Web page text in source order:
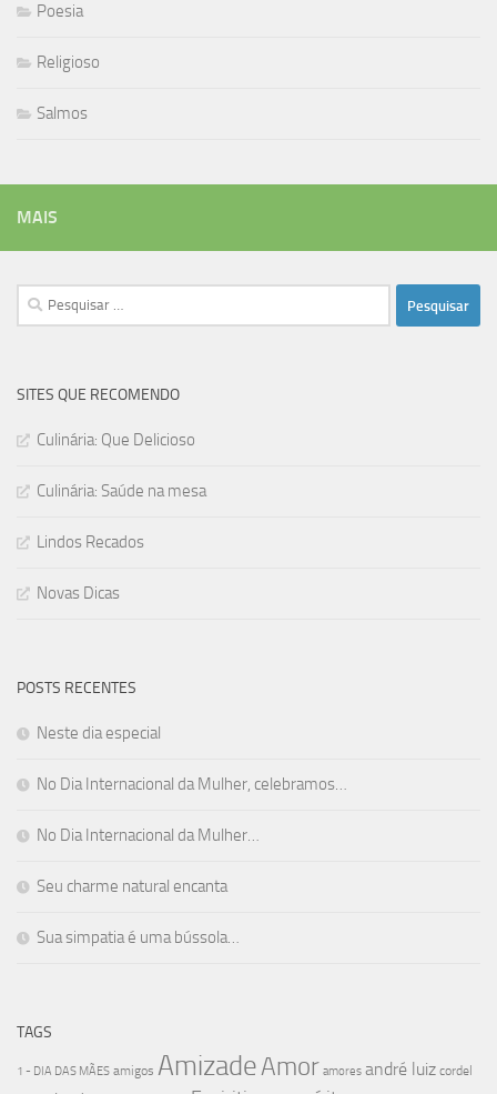
Poesia
Religioso
Salmos
MAIS
Pesquisar
por:
SITES QUE RECOMENDO
Culinária: Que Delicioso
Culinária: Saúde na mesa
Lindos Recados
Novas Dicas
POSTS RECENTES
Neste dia especial
No Dia Internacional da Mulher, celebramos…
No Dia Internacional da Mulher…
Seu charme natural encanta
Sua simpatia é uma bússola…
TAGS
1 - DIA DAS MÃES amigos AmizadeAmor amores andré luiz cordel